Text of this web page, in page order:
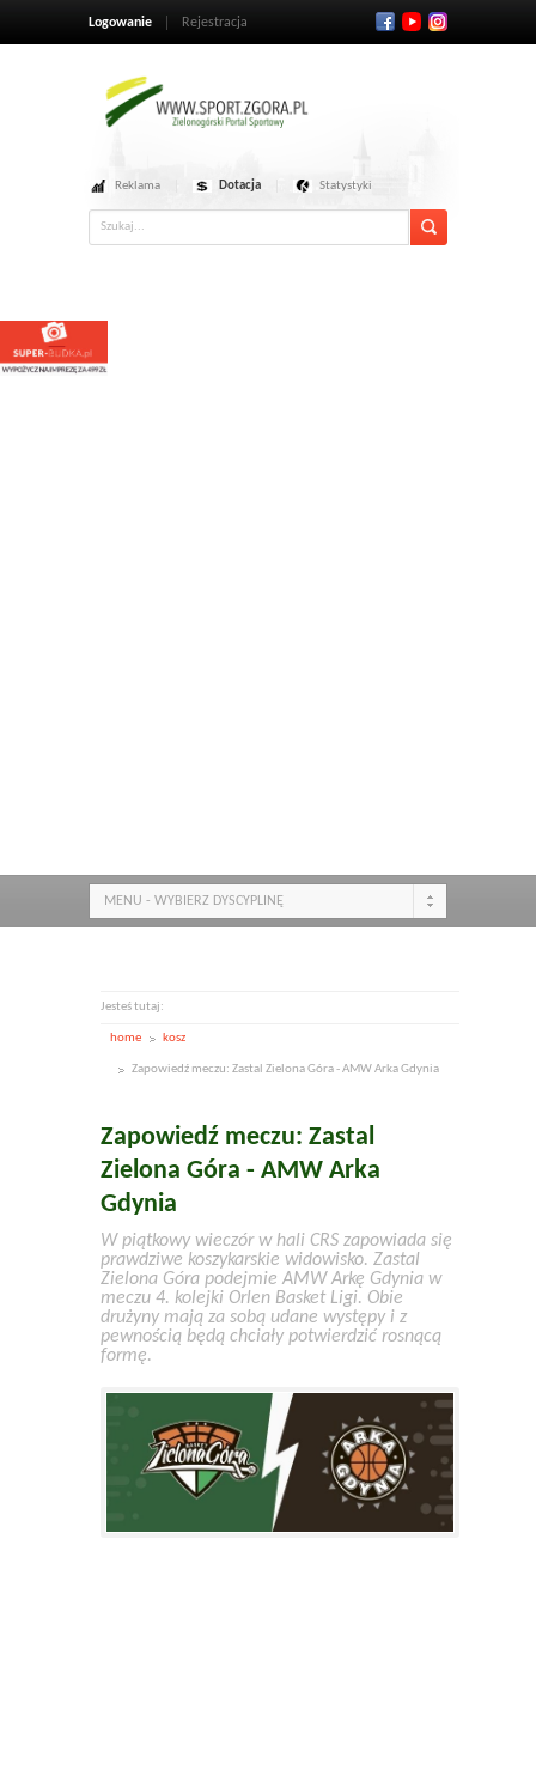
Logowanie Rejestracja
Reklama Dotacja Statystyki
MENU - WYBIERZ DYSCYPLINĘ
Jesteś tutaj:
home kosz
Zapowiedź meczu: Zastal Zielona Góra - AMW Arka Gdynia
Zapowiedź meczu: Zastal
Zielona Góra - AMW Arka
Gdynia
W piątkowy wieczór w hali CRS zapowiada się
prawdziwe koszykarskie widowisko. Zastal
Zielona Góra podejmie AMW Arkę Gdynia w
meczu 4. kolejki Orlen Basket Ligi. Obie
drużyny mają za sobą udane występy i z
pewnością będą chciały potwierdzić rosnącą
formę.